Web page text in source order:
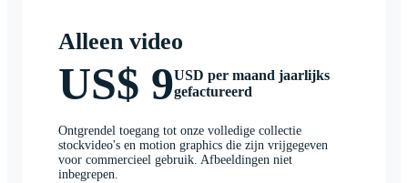
Alleen video
US$ 9USD per maand jaarlijks
gefactureerd
Ontgrendel toegang tot onze volledige collectie
stockvideo's en motion graphics die zijn vrijgegeven
voor commercieel gebruik. Afbeeldingen niet
inbegrepen.